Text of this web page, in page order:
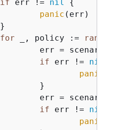
if err != nil
{
panic (err)
for _, policy := range
if err != nil
panic
if err != nil
panic